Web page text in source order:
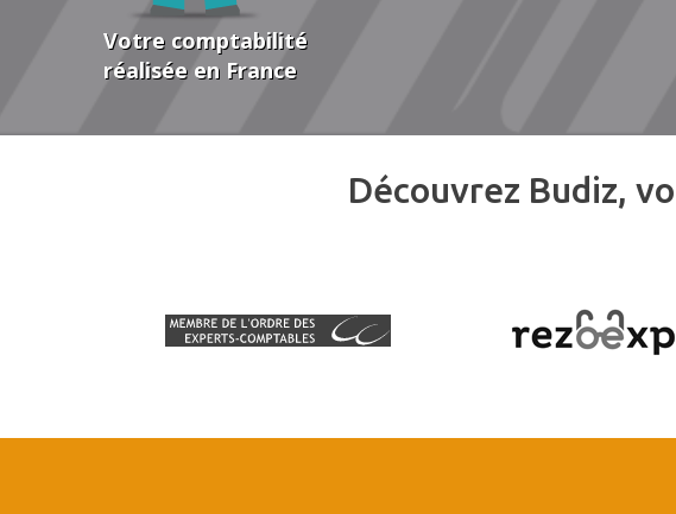
Votre comptabilité
réalisée en France
Découvrez Budiz,